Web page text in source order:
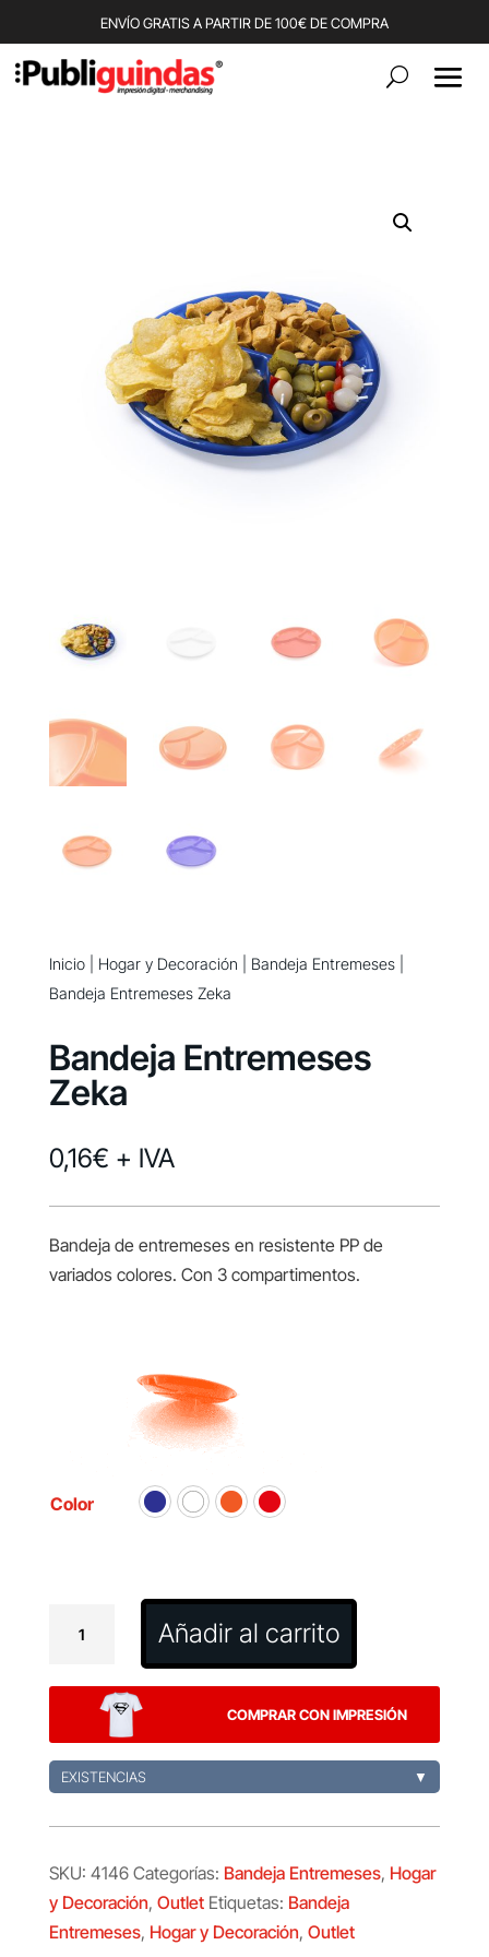
ENVÍO GRATIS A PARTIR DE 100€ DE COMPRA
Inicio| Hogar y Decoración Bandeja Entremeses|
Bandeja Entremeses Zeka
Bandeja Entremeses
Zeka
0,16€ + IVA
Bandeja de entremeses en resistente PP de
variados colores. Con 3 compartimentos.
Color
Entremeses
cantidad
Añadir al carrito
COMPRAR CON IMPRESIÓN
EXISTENCIAS ▼
SKU: 4146 Categorías: Bandeja Entremeses, Hogar
y Decoración, Outlet Etiquetas: Bandeja
Entremeses, Hogar y Decoración, Outlet